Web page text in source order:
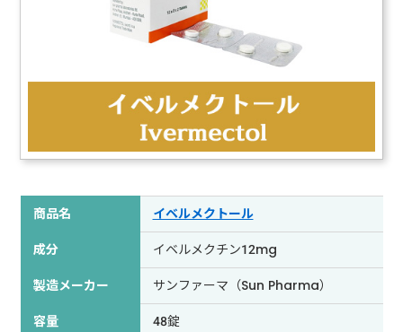
商品名
イベルメクトール
成分
イベルメクチン12mg
製造メーカー
サンファーマ（Sun Pharma）
容量
48錠